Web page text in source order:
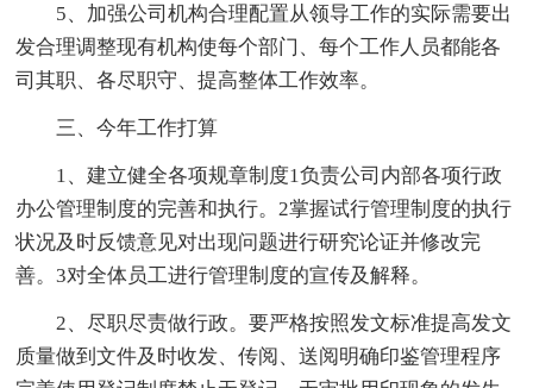
5、加强公司机构合理配置从领导工作的实际需要出
发合理调整现有机构使每个部门、每个工作人员都能各
司其职、各尽职守、提高整体工作效率。
三、今年工作打算
1、建立健全各项规章制度1负责公司内部各项行政
办公管理制度的完善和执行。2掌握试行管理制度的执行
状况及时反馈意见对出现问题进行研究论证并修改完
善。3对全体员工进行管理制度的宣传及解释。
2、尽职尽责做行政。要严格按照发文标准提高发文
质量做到文件及时收发、传阅、送阅明确印鉴管理程序